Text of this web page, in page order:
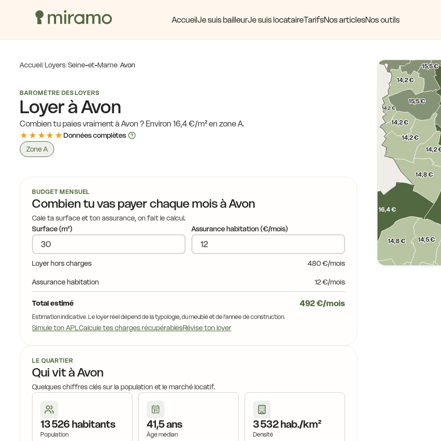
AccueilJe suis bailleurJe suis locataireTarifsNos articlesNos outils
Accueil/Loyers/Seine-et-Marne/Avon
BAROMÈTRE DES LOYERS
Loyer à Avon
Combien tu paies vraiment à Avon ? Environ 16,4 €/m² en zone A.
★★★★★Données complètes
Zone A
14,5 €
14,8 €
15,5 €
14,5 €
14,2 €
14,2 €
14,5 €
16,4 €
15,5 €
14,2 €
14,2
14,2 €
14,8 €
BUDGET MENSUEL
Combien tu vas payer chaque mois àAvon
Cale ta surface et ton assurance, on fait le calcul.
Surface (m²)
Assurance habitation (€/mois)
Loyer hors charges 480 €/mois
Assurance habitation 12 €/mois
Total estimé 492 €/mois
Estimation indicative. Le loyer réel dépend de la typologie, du meublé et de l'année de construction.
Simule ton APLCalcule tes charges récupérablesRévise ton loyer
LE QUARTIER
Qui vit à Avon
Quelques chiffres clés sur la population et le marché locatif.
13 526 habitants
Population
41,5 ans
Âge médian
3 532 hab./km²
Densité